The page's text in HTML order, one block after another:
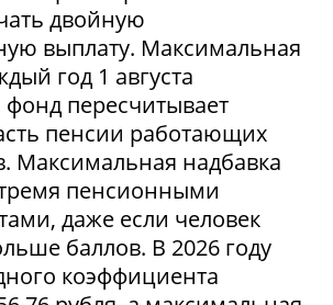
двойную
выплату. Максимальная
год 1 августа
пересчитывает
пенсии работающих
Максимальная надбавка
пенсионными
даже если человек
баллов. В 2026 году
коэффициента